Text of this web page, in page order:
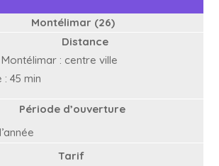
Montélimar (26)
Distance
: centre ville
: 45 min
Période d’ouverture
Tarif